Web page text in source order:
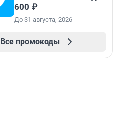
600 ₽
До 31 августа, 2026
Все промокоды